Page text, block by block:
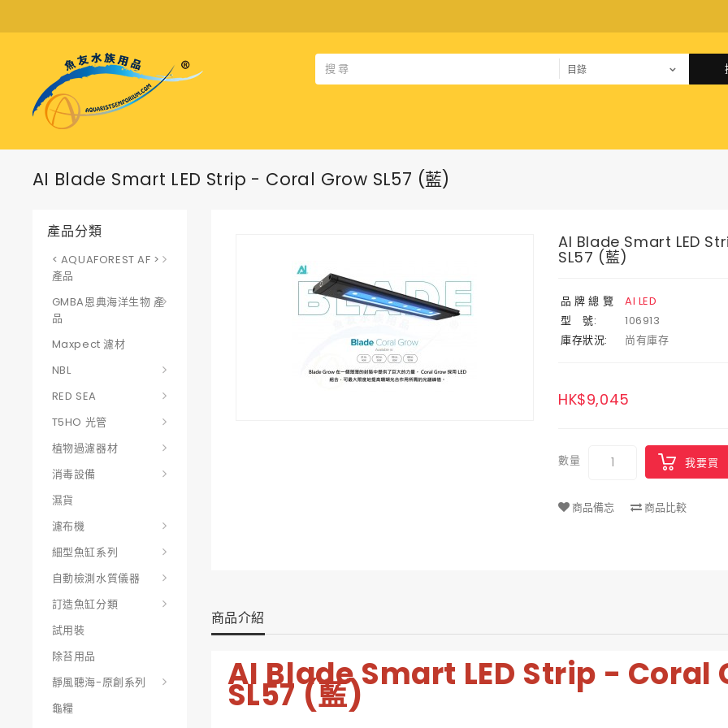
AI Blade Smart LED Strip - Coral Grow SL57 (藍)
產品分類
< AQUAFOREST AF >
產品
GMBA恩典海洋生物 產
品
Maxpect 濾材
NBL
RED SEA
T5HO 光管
植物過濾器材
消毒設備
濕貨
濾布機
細型魚缸系列
自動檢測水質儀器
訂造魚缸分類
試用裝
除苔用品
靜風聽海-原創系列
龜糧
AI Blade Smart LED
SL57 (藍)
品 牌 總 覽
AI LED
型 號:
106913
庫存狀況:
尚有庫存
HK$9,045
數量 我要買
商品備忘 商品比較
商品介紹
AI Blade Smart LED Strip - Coral
SL57 (藍)